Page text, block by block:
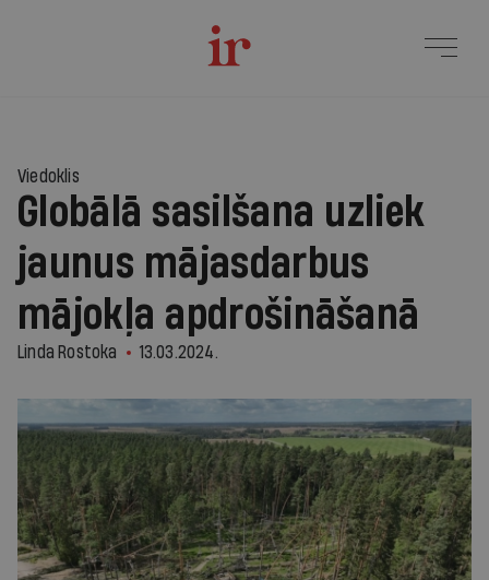
Viedoklis
Globālā sasilšana uzliek
jaunus mājasdarbus
mājokļa apdrošināšanā
Linda Rostoka 13.03.2024.